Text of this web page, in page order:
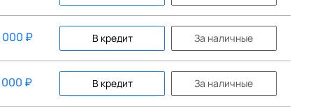
000 ₽ В кредит За наличные
₽ В кредит За наличные